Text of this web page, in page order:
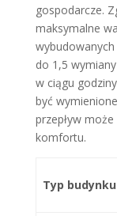
gospodarcze.
maksymalne
do 1,5
w ciągu
być
przepływ
komfortu.
Typ budynku